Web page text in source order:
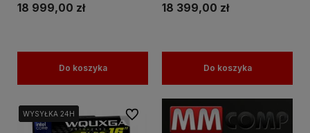
dla Projektanta Grafika
18 999,00 zł
Do koszyka
dla Projektanta Grafika
18 399,00 zł
Do koszyka
WYSYŁKA 24H
WYSYŁKA 24H
WYSYŁKA 24H Do ulubionych